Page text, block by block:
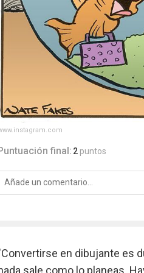
Puntuación final: 2 puntos
en dibujante es